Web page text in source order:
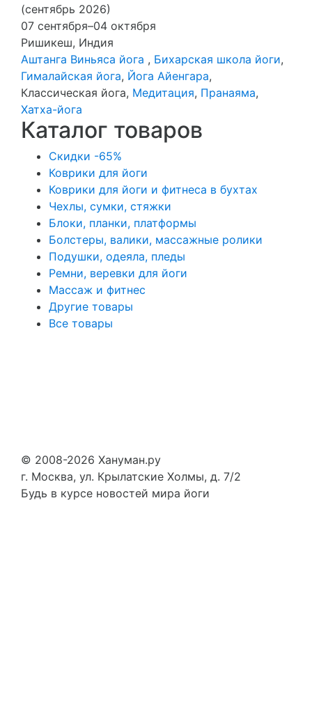
(сентябрь 2026)
07 сентября–04 октября
Ришикеш, Индия
Аштанга Виньяса йога , Бихарская школа йоги,
Гималайская йога, Йога Айенгара,
Классическая йога, Медитация, Пранаяма,
Хатха-йога
Каталог товаров
Скидки -65%
Коврики для йоги
Коврики для йоги и фитнеса в бухтах
Чехлы, сумки, стяжки
Блоки, планки, платформы
Болстеры, валики, массажные ролики
Подушки, одеяла, пледы
Ремни, веревки для йоги
Массаж и фитнес
Другие товары
Все товары
© 2008-2026 Хануман.ру
г. Москва, ул. Крылатские Холмы, д. 7/2
Будь в курсе новостей мира йоги